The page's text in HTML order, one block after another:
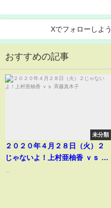
Xでフォローしよう
おすすめの記事
未分類
２０２０年４月２８日（火）２
じゃないよ！上村亜柚香 ｖｓ 斉